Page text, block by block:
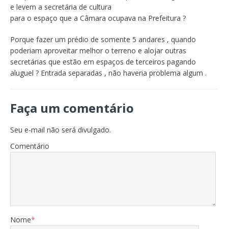
e levem a secretária de cultura
para o espaço que a Câmara ocupava na Prefeitura ?
Porque fazer um prédio de somente 5 andares , quando
poderiam aproveitar melhor o terreno e alojar outras
secretárias que estão em espaços de terceiros pagando
aluguel ? Entrada separadas , não haveria problema algum .
Faça um comentário
Seu e-mail não será divulgado.
Comentário
Nome*